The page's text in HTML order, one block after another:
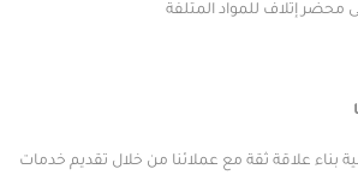
للمواد المتلفة
ثقة مع عملائنا من خلال تقديم خدمات